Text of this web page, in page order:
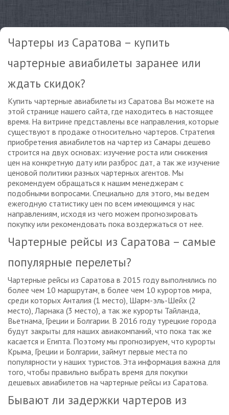
Чартеры из Саратова – купить
чартерные авиабилеты заранее или
ждать скидок?
Купить чартерные авиабилеты из Саратова Вы можете на
этой странице нашего сайта, где находитесь в настоящее
время. На витрине представлены все направления, которые
существуют в продаже относительно чартеров. Стратегия
приобретения авиабилетов на чартер из Самары дешево
строится на двух основах: изучение роста или снижения
цен на конкретную дату или разброс дат, а так же изучение
ценовой политики разных чартерных агентов. Мы
рекомендуем обращаться к нашим менеджерам с
подобными вопросами. Специально для этого, мы ведем
ежегодную статистику цен по всем имеющимся у нас
направлениям, исходя из чего можем прогнозировать
покупку или рекомендовать пока воздержаться от нее.
Чартерные рейсы из Саратова – самые
популярные перелеты?
Чартерные рейсы из Саратова в 2015 году выполнялись по
более чем 10 маршрутам, в более чем 10 курортов мира,
среди которых Анталия (1 место), Шарм-эль-Шейх (2
место), Ларнака (3 место), а так же курорты Тайланда,
Вьетнама, Греции и Болгарии. В 2016 году турецкие города
будут закрыты для наших авиакомпаний, что пока так же
касается и Египта. Поэтому мы прогнозируем, что курорты
Крыма, Греции и Болгарии, займут первые места по
популярности у наших туристов. Эта информация важна для
того, чтобы правильно выбрать время для покупки
дешевых авиабилетов на чартерные рейсы из Саратова.
Бывают ли задержки чартеров из